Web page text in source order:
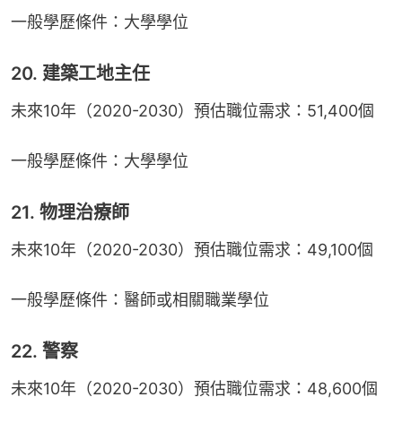
一般學歷條件：大學學位
20. 建築工地主任
未來10年（2020-2030）預估職位需求：51,400個
一般學歷條件：大學學位
21. 物理治療師
未來10年（2020-2030）預估職位需求：49,100個
一般學歷條件：醫師或相關職業學位
22. 警察
未來10年（2020-2030）預估職位需求：48,600個